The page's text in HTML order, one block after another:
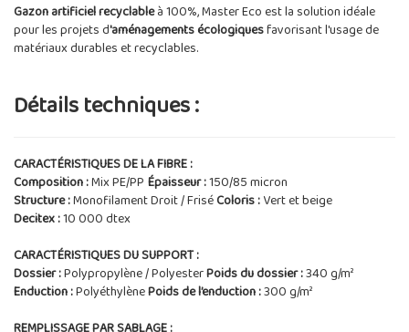
Gazon artificiel recyclableà 100%, Master Eco est la solution idéale
pour les projets d'aménagements écologiquesfavorisant l'usage de
matériaux durables et recyclables.
Détails techniques :
CARACTÉRISTIQUES DE LA FIBRE :
Composition :Mix PE/PP Épaisseur :150/85 micron
Structure :Monofilament Droit / FriséColoris :Vert et beige
Decitex :10 000 dtex
CARACTÉRISTIQUES DU SUPPORT :
Dossier :Polypropylène / PolyesterPoids du dossier :340 g/m²
Enduction :PolyéthylènePoids de l’enduction :300 g/m²